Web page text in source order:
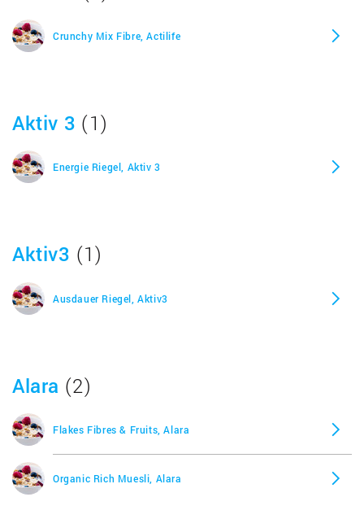
Crunchy Mix Fibre, Actilife
Aktiv 3 (1)
Energie Riegel, Aktiv 3
Aktiv3 (1)
Ausdauer Riegel, Aktiv3
Alara (2)
Flakes Fibres & Fruits, Alara
Organic Rich Muesli, Alara